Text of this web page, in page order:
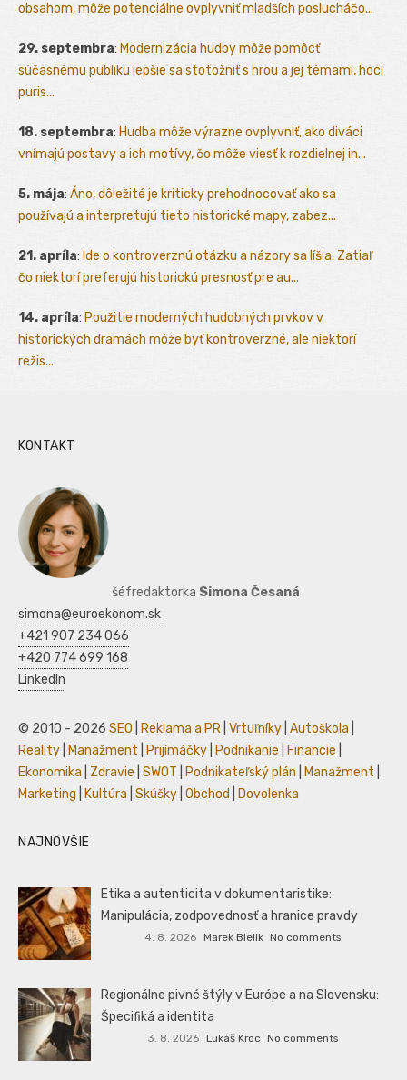
obsahom, môže potenciálne ovplyvniť mladších poslucháčo...
29. septembra: Modernizácia hudby môže pomôcť
súčasnému publiku lepšie sa stotožniť s hrou a jej témami, hoci
puris...
18. septembra: Hudba môže výrazne ovplyvniť, ako diváci
vnímajú postavy a ich motívy, čo môže viesť k rozdielnej in...
5. mája: Áno, dôležité je kriticky prehodnocovať ako sa
používajú a interpretujú tieto historické mapy, zabez...
21. apríla: Ide o kontroverznú otázku a názory sa líšia. Zatiaľ
čo niektorí preferujú historickú presnosť pre au...
14. apríla: Použitie moderných hudobných prvkov v
historických dramách môže byť kontroverzné, ale niektorí
režis...
KONTAKT
šéfredaktorka Simona Česaná
simona@euroekonom.sk
+421 907 234 066
+420 774 699 168
LinkedIn
© 2010 - 2026 SEO Reklama a PR Vrtuľníky Autoškola
Reality
Manažment Prijímáčky Podnikanie Financie
Ekonomika
Zdravie SWOT Podnikateľský plán Manažment
Marketing
Kultúra Skúšky Obchod Dovolenka
NAJNOVŠIE
Etika a autenticita v dokumentaristike:
Manipulácia, zodpovednosť a hranice pravdy
4. 8. 2026 Marek Bielik No comments
Regionálne pivné štýly v Európe a na Slovensku:
Špecifiká a identita
3. 8. 2026 Lukáš Kroc No comments